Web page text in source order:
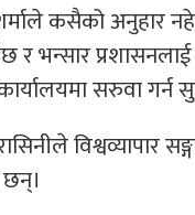
शर्माले कसैको
भन्सार प्रशासनलाई
सरुवा गर्न
विश्वव्यापार